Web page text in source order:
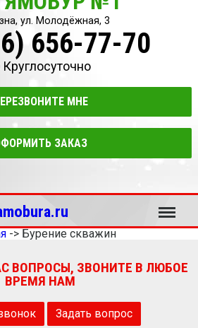
ул. Молодёжная, 3
656-77-70
Круглосуточно
МНЕ
ЗАКАЗ
Меню
-> Бурение скважин
ВОПРОСЫ, ЗВОНИТЕ В ЛЮБОЕ
ВРЕМЯ НАМ
Задать вопрос